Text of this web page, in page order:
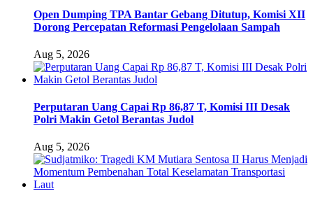
Open Dumping TPA Bantar Gebang Ditutup, Komisi XII
Dorong Percepatan Reformasi Pengelolaan Sampah
Aug 5, 2026
Perputaran Uang Capai Rp 86,87 T, Komisi III Desak
Polri Makin Getol Berantas Judol
Aug 5, 2026